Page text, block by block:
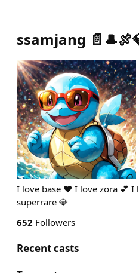
ssamjang
I love base ❤️ I love zora 💕 I
superrare 💎
652 Followers
Recent casts